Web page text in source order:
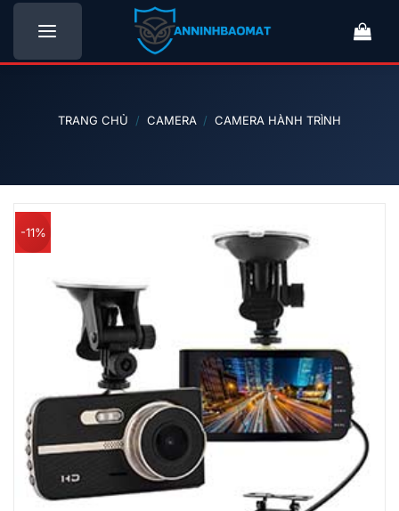
Bỏ
nội
TRANG CHỦ / CAMERA / CAMERA HÀNH TRÌNH
-11%